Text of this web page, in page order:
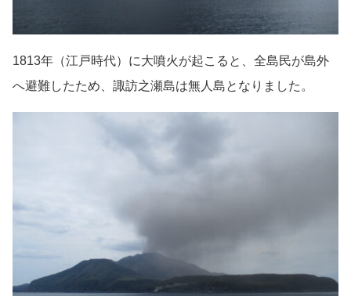
1813年（江戸時代）に大噴火が起こると、全島民が島外
へ避難したため、諏訪之瀬島は無人島となりました。